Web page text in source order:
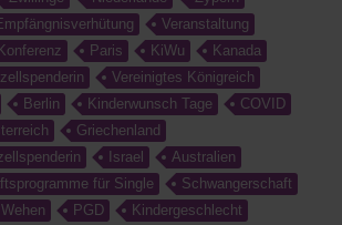
Veranstaltung
Konferenz Paris KiWu
Kanada
Vereinigtes Königreich
Berlin Kinderwunsch Tage
COVID
Griechenland
Israel
Australien
für Single
Schwangerschaft
Wehen PGD
Kindergeschlecht